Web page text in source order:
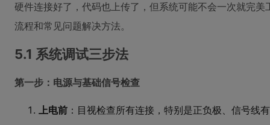
硬件连接好了，代码也上传了，但系统可能不会一次就完
流程和常见问题解决方法。
5.1 系统调试三步法
第一步：电源与基础信号检查
上电前 ：目视检查所有连接，特别是正负极、信号线